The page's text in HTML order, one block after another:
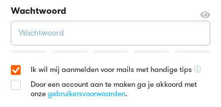
Wachtwoord
Ik wil mij aanmelden voor mails met handige tips
Door een account aan te maken ga je akkoord met
onzegebruikersvoorwaarden.